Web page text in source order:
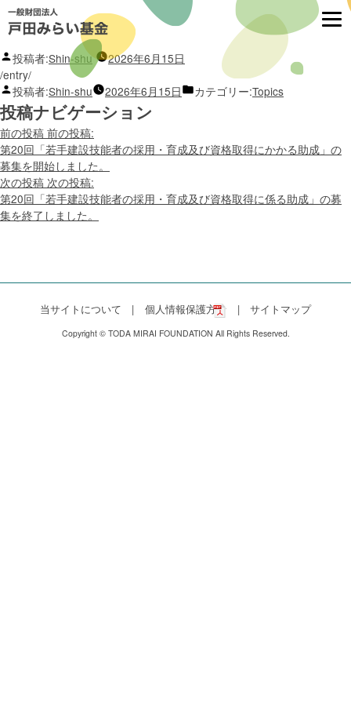
第7回「日本語スピーチコンテスト」の1次予
選の募集を開始しました。
投稿者:Shin-shu
2026年6月15日
/entry/
投稿者:Shin-shu 2026年6月15日 カテゴリー:Topics
投稿ナビゲーション
前の投稿 前の投稿:
第20回「若手建設技能者の採用・育成及び資格取得にかかる助成」の
募集を開始しました。
次の投稿 次の投稿:
第20回「若手建設技能者の採用・育成及び資格取得に係る助成」の募
集を終了しました。
当サイトについて 個人情報保護方針 サイトマップ
Copyright © TODA MIRAI FOUNDATION All Rights Reserved.